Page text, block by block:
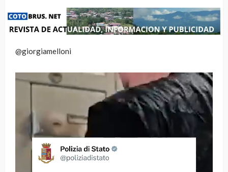
@giorgiamelloni